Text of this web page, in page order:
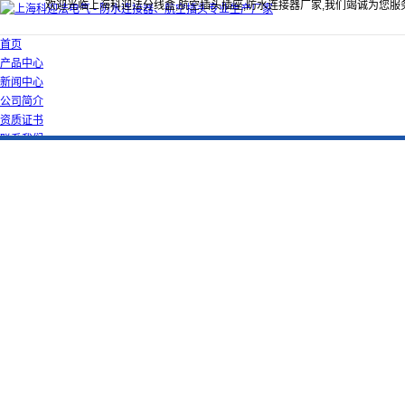
欢迎光临上海科迎法分线盒,航空插头插座,防水连接器厂家,我们竭诚为您服
首页
产品中心
新闻中心
公司简介
资质证书
联系我们